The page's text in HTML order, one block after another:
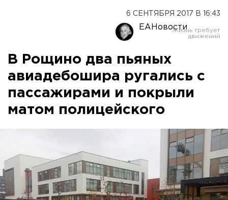
6 СЕНТЯБРЯ 2017 В 16:43
ЕАНовости
В Рощино два пьяных
авиадебошира ругались с
пассажирами и покрыли
матом полицейского